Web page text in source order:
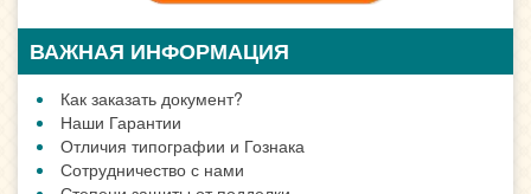
ВАЖНАЯ ИНФОРМАЦИЯ
Как заказать документ?
Наши Гарантии
Отличия типографии и Гознака
Сотрудничество с нами